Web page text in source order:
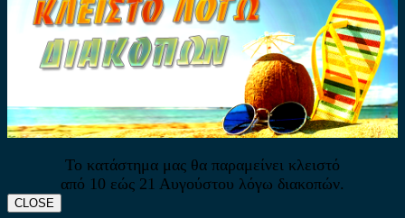
Το κατάστημα μας θα παραμείνει κλειστό
από 10 εώς 21 Αυγούστου λόγω διακοπών.
CLOSE